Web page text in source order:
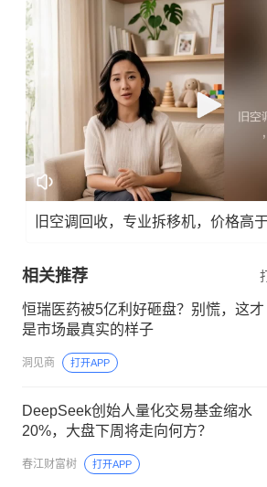
旧空调回收，专业拆移机，价格高
相关推荐
恒瑞医药被5亿利好砸盘？别慌，这才
是市场最真实的样子
洞见商 打开APP
DeepSeek创始人量化交易基金缩水
20%，大盘下周将走向何方？
春江财富树 打开APP